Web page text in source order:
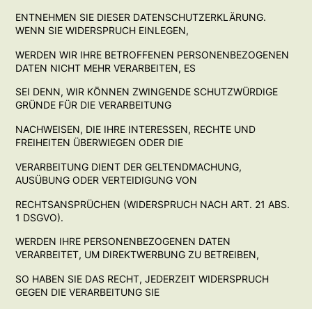
ENTNEHMEN SIE DIESER DATENSCHUTZERKLÄRUNG.
WENN SIE WIDERSPRUCH EINLEGEN,
WERDEN WIR IHRE BETROFFENEN PERSONENBEZOGENEN
DATEN NICHT MEHR VERARBEITEN, ES
SEI DENN, WIR KÖNNEN ZWINGENDE SCHUTZWÜRDIGE
GRÜNDE FÜR DIE VERARBEITUNG
NACHWEISEN, DIE IHRE INTERESSEN, RECHTE UND
FREIHEITEN ÜBERWIEGEN ODER DIE
VERARBEITUNG DIENT DER GELTENDMACHUNG,
AUSÜBUNG ODER VERTEIDIGUNG VON
RECHTSANSPRÜCHEN (WIDERSPRUCH NACH ART. 21 ABS.
1 DSGVO).
WERDEN IHRE PERSONENBEZOGENEN DATEN
VERARBEITET, UM DIREKTWERBUNG ZU BETREIBEN,
SO HABEN SIE DAS RECHT, JEDERZEIT WIDERSPRUCH
GEGEN DIE VERARBEITUNG SIE